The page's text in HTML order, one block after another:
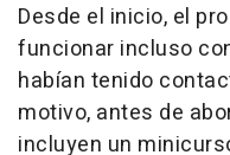
Desde el inicio, el
funcionar incluso
habían tenido
motivo, antes de
incluyen un